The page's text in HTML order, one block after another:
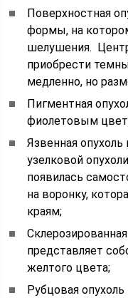
Поверхностная
формы, на
шелушения.
приобрести
медленно, но
Пигментная
фиолетовым
Язвенная
узелковой
появилась
на воронку,
краям;
представляет
желтого цвета;
Рубцовая